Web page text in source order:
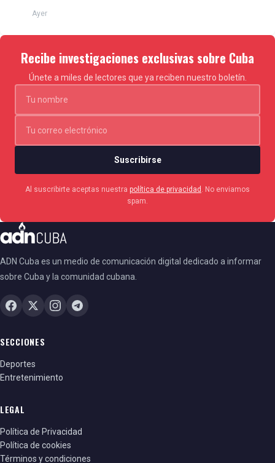
Ayer
Recibe investigaciones exclusivas sobre Cuba
Únete a miles de lectores que ya reciben nuestro boletín.
Suscribirse
Al suscribirte aceptas nuestra política de privacidad . No enviamos
spam.
ADN Cuba es un medio de comunicación digital dedicado a informar
sobre Cuba y la comunidad cubana.
SECCIONES
Deportes
Entretenimiento
LEGAL
Política de Privacidad
Política de cookies
Términos y condiciones